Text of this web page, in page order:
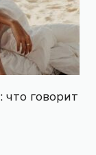
говорит